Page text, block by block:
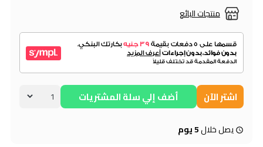
منتجات البائع
اشتر الآن أضف إلي سلة المشتريات
يصل خلال5 يوم